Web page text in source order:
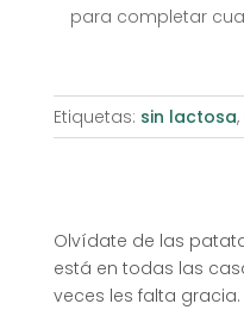
para completar
Etiquetas: sin lactosa,
Olvídate de las
está en todas las
veces les falta